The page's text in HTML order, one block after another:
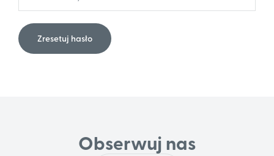
Zresetuj hasło
Obserwuj nas